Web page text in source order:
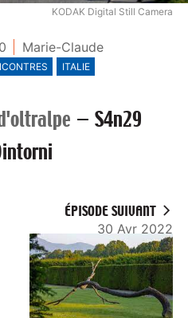
KODAK Digital Still Camera
Marie-Claude
ITALIE
— S4n29
ÉPISODE SUIVANT
30 Avr 2022